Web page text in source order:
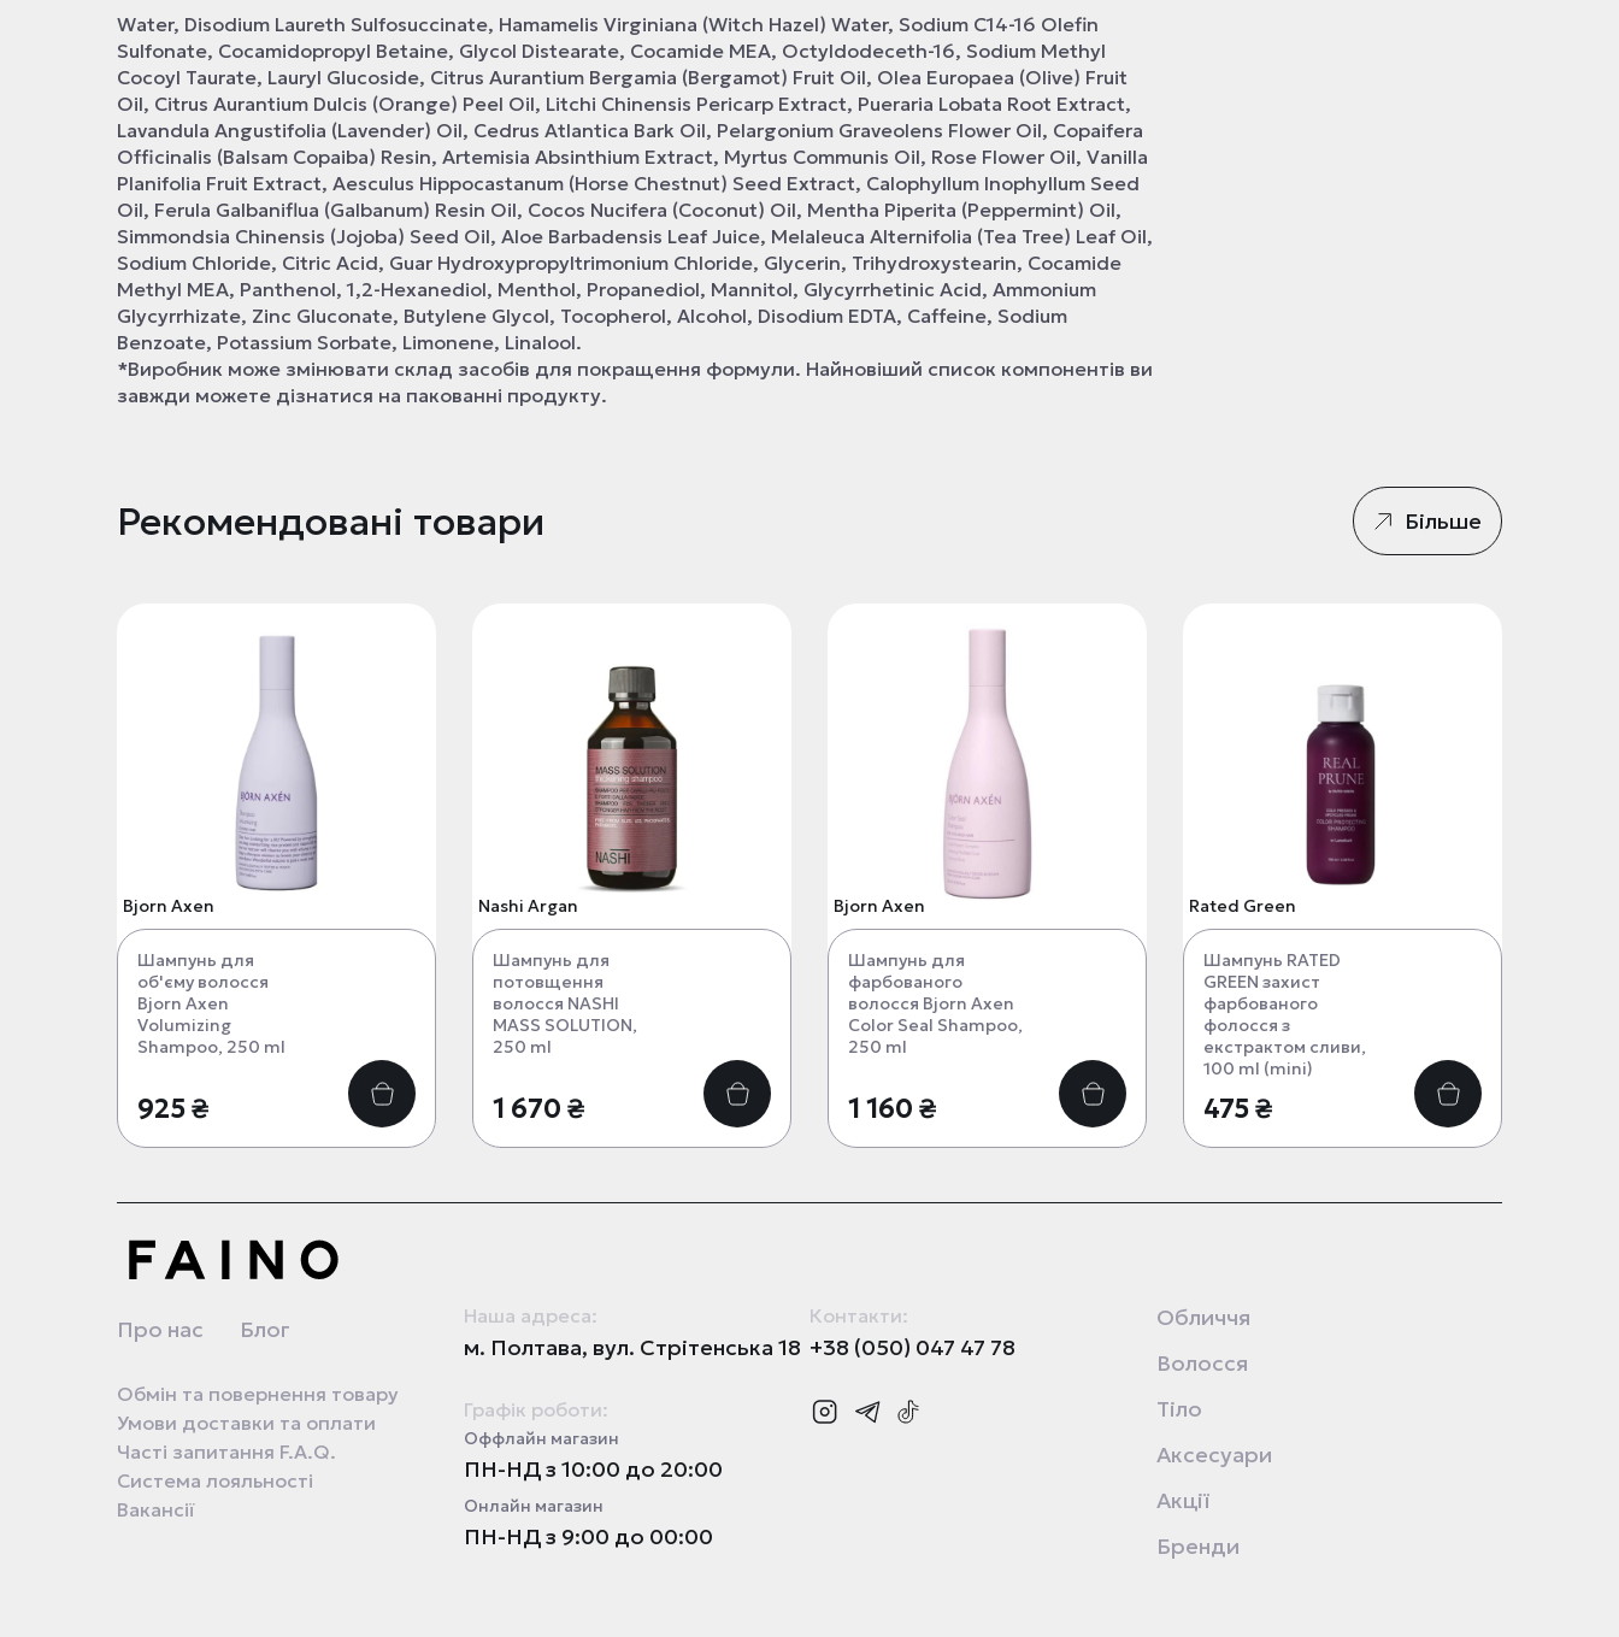
Water, Disodium Laureth Sulfosuccinate, Hamamelis Virginiana (Witch Hazel) Water, Sodium C14-16 Olefin
Sulfonate, Cocamidopropyl Betaine, Glycol Distearate, Cocamide MEA, Octyldodeceth-16, Sodium Methyl
Cocoyl Taurate, Lauryl Glucoside, Citrus Aurantium Bergamia (Bergamot) Fruit Oil, Olea Europaea (Olive) Fruit
Oil, Citrus Aurantium Dulcis (Orange) Peel Oil, Litchi Chinensis Pericarp Extract, Pueraria Lobata Root Extract,
Lavandula Angustifolia (Lavender) Oil, Cedrus Atlantica Bark Oil, Pelargonium Graveolens Flower Oil, Copaifera
Officinalis (Balsam Copaiba) Resin, Artemisia Absinthium Extract, Myrtus Communis Oil, Rose Flower Oil, Vanilla
Planifolia Fruit Extract, Aesculus Hippocastanum (Horse Chestnut) Seed Extract, Calophyllum Inophyllum Seed
Oil, Ferula Galbaniflua (Galbanum) Resin Oil, Cocos Nucifera (Coconut) Oil, Mentha Piperita (Peppermint) Oil,
Simmondsia Chinensis (Jojoba) Seed Oil, Aloe Barbadensis Leaf Juice, Melaleuca Alternifolia (Tea Tree) Leaf Oil,
Sodium Chloride, Citric Acid, Guar Hydroxypropyltrimonium Chloride, Glycerin, Trihydroxystearin, Cocamide
Methyl MEA, Panthenol, 1,2-Hexanediol, Menthol, Propanediol, Mannitol, Glycyrrhetinic Acid, Ammonium
Glycyrrhizate, Zinc Gluconate, Butylene Glycol, Tocopherol, Alcohol, Disodium EDTA, Caffeine, Sodium
Benzoate, Potassium Sorbate, Limonene, Linalool.
*Виробник може змінювати склад засобів для покращення формули. Найновіший список компонентів ви
завжди можете дізнатися на пакованні продукту.
Рекомендовані товари Більше
Bjorn Axen
Шампунь для
об'єму волосся
Bjorn Axen
Volumizing
Shampoo, 250 ml
925 ₴
Nashi Argan
Шампунь для
потовщення
волосся NASHI
MASS SOLUTION,
250 ml
1 670 ₴
Bjorn Axen
Шампунь для
фарбованого
волосся Bjorn Axen
Color Seal Shampoo,
250 ml
1 160 ₴
Rated Green
Шампунь RATED
GREEN захист
фарбованого
фолосся з
екстрактом сливи,
100 ml (mini)
475 ₴
Про нас Блог
Обмін та повернення товару
Умови доставки та оплати
Часті запитання F.A.Q.
Система лояльності
Вакансії
Наша адреса:
м. Полтава, вул. Стрітенська 18
Графік роботи:
Оффлайн магазин
ПН-НД з 10:00 до 20:00
Онлайн магазин
ПН-НД з 9:00 до 00:00
Контакти:
+38 (050) 047 47 78
Обличчя
Волосся
Тіло
Аксесуари
Акції
Бренди